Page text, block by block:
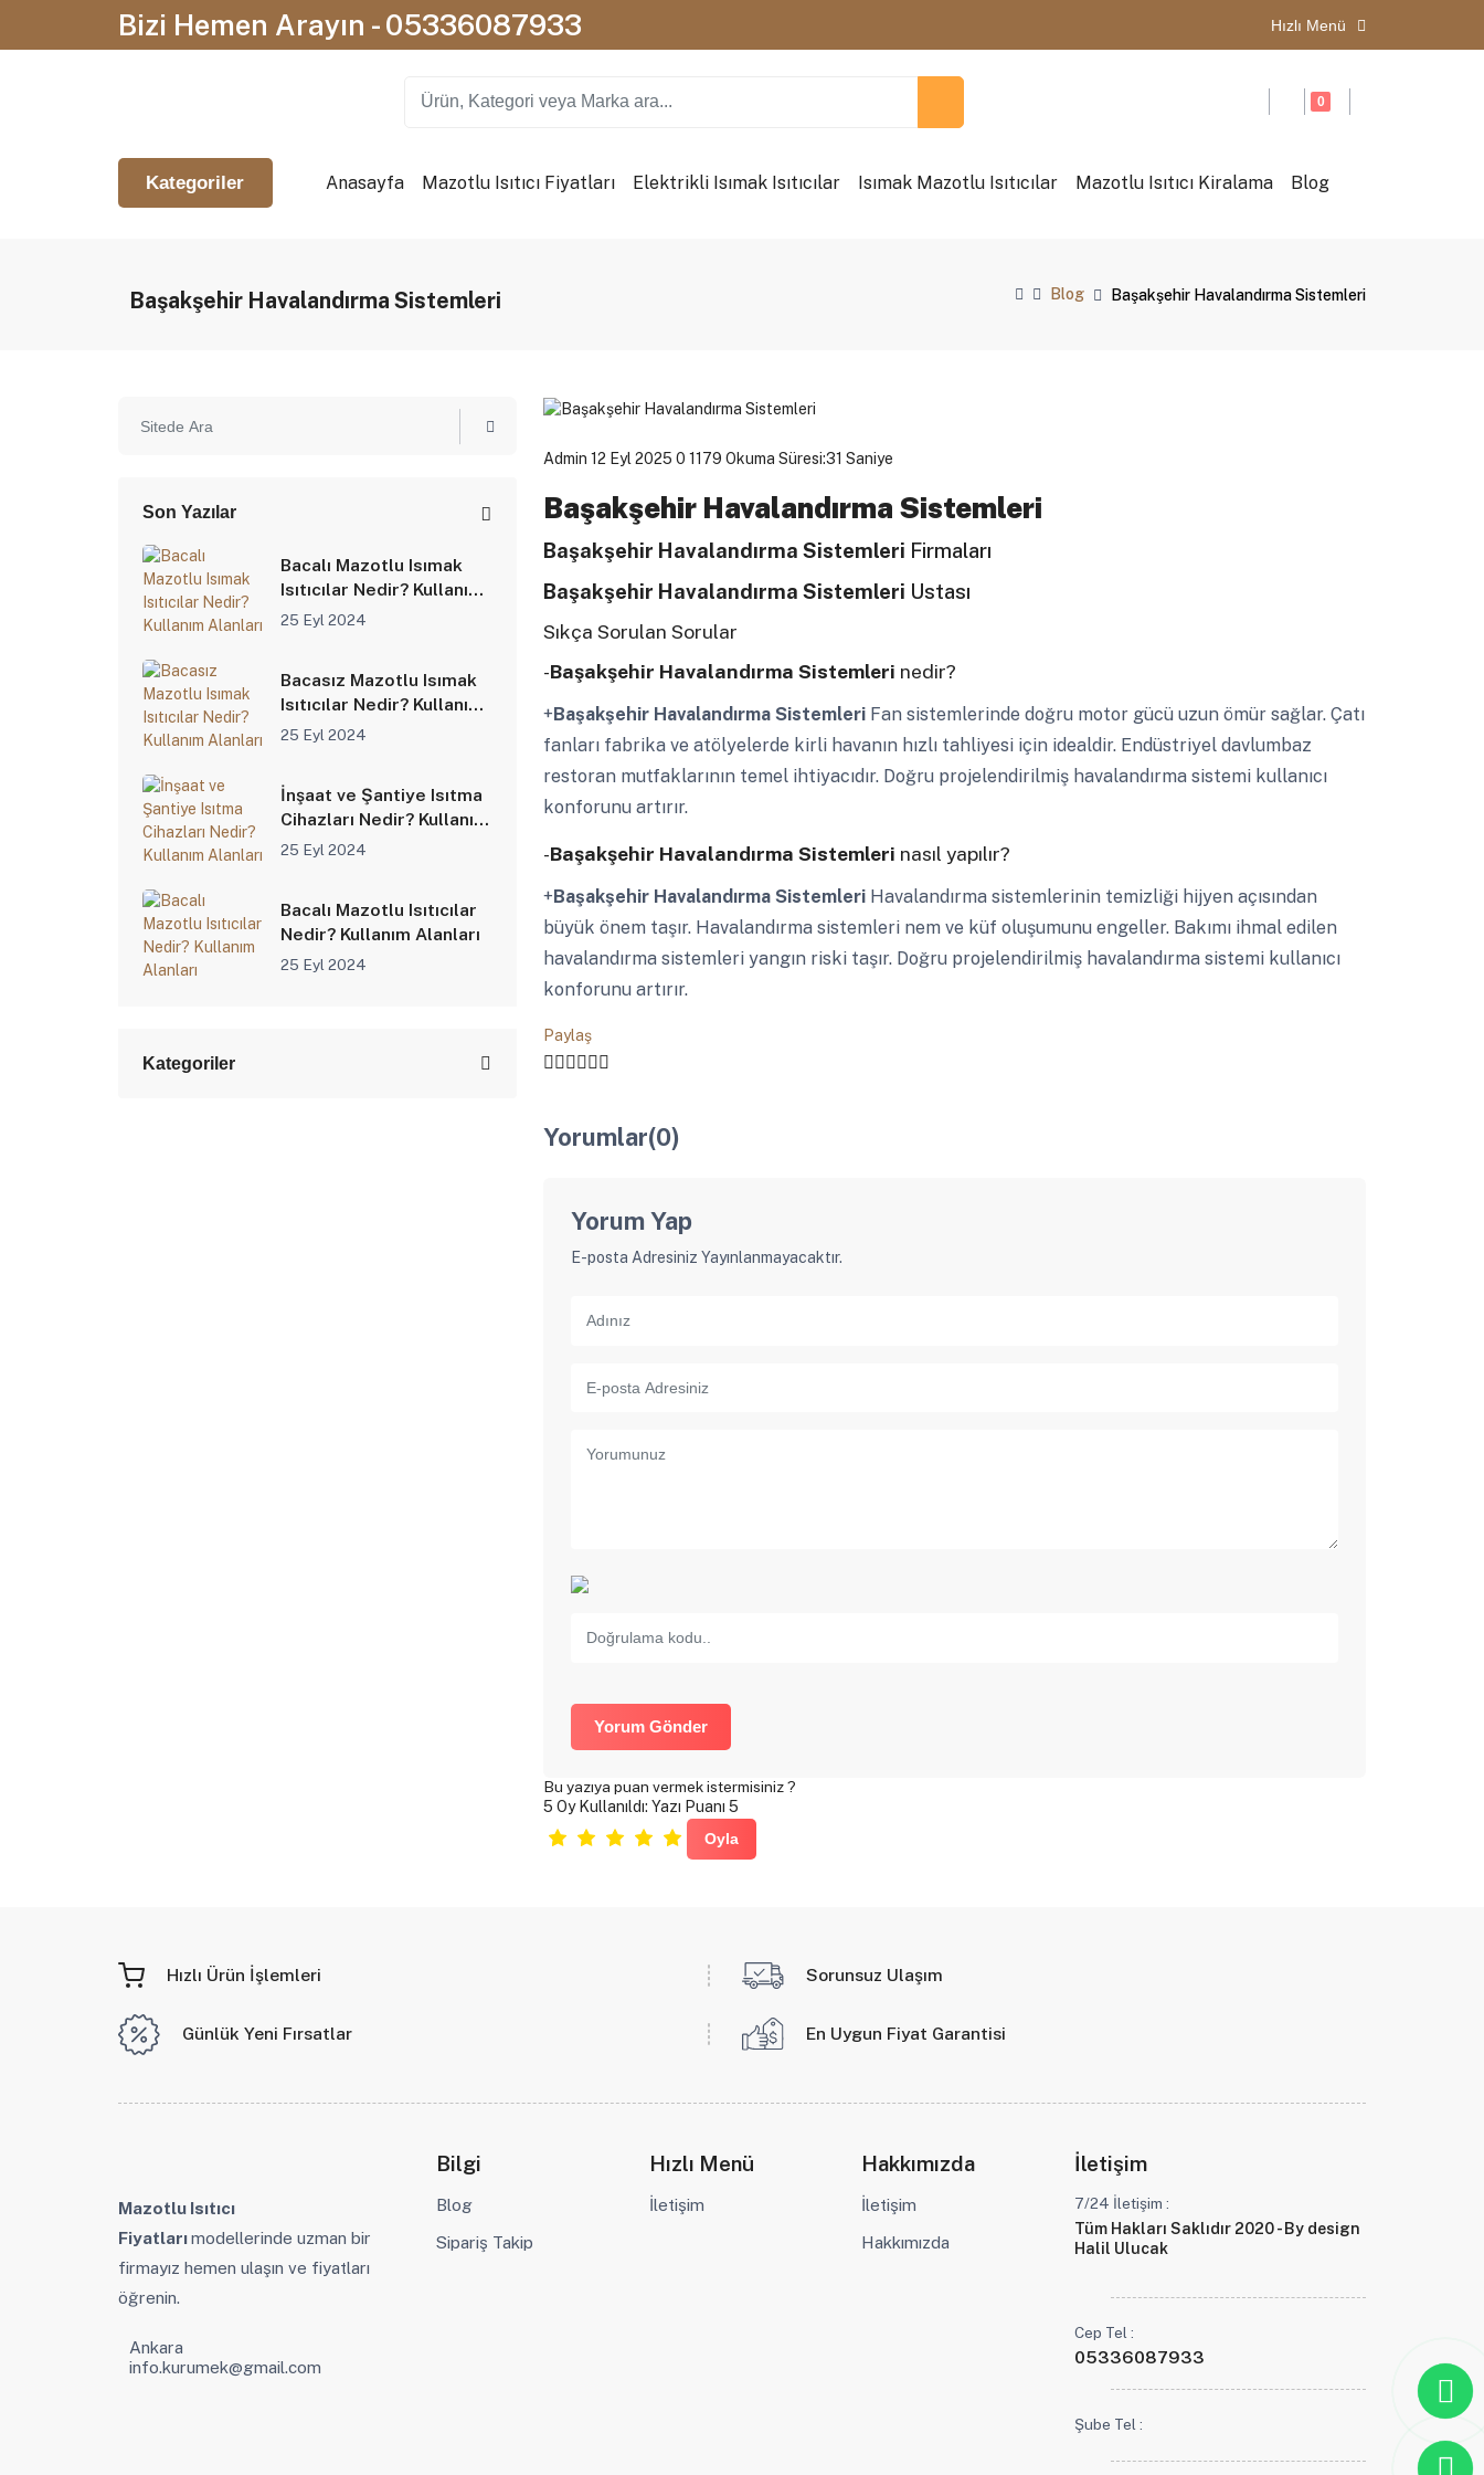
Bizi Hemen Arayın - 05336087933 Hızlı Menü
0
Kategoriler Anasayfa Mazotlu Isıtıcı Fiyatları Elektrikli Isımak Isıtıcılar Isımak Mazotlu Isıtıcılar Mazotlu Isıtıcı Kiralama Blog
Başakşehir Havalandırma Sistemleri Blog Başakşehir Havalandırma Sistemleri
Son Yazılar
Bacalı Mazotlu Isımak
Isıtıcılar Nedir? Kullanım
Alanları
25 Eyl 2024
Bacasız Mazotlu Isımak
Isıtıcılar Nedir? Kullanım
Alanları
25 Eyl 2024
İnşaat ve Şantiye Isıtma
Cihazları Nedir? Kullanım
Alanları
25 Eyl 2024
Bacalı Mazotlu Isıtıcılar
Nedir? Kullanım Alanları
25 Eyl 2024
Kategoriler
Admin 12 Eyl 2025 0 1179 Okuma Süresi:31 Saniye
Başakşehir Havalandırma Sistemleri
Başakşehir Havalandırma Sistemleri Firmaları
Başakşehir Havalandırma Sistemleri Ustası
Sıkça Sorulan Sorular
-Başakşehir Havalandırma Sistemleri nedir?
+ Başakşehir Havalandırma SistemleriFan sistemlerinde doğru motor gücü uzun ömür sağlar. Çatı
fanları fabrika ve atölyelerde kirli havanın hızlı tahliyesi için idealdir. Endüstriyel davlumbaz
restoran mutfaklarının temel ihtiyacıdır. Doğru projelendirilmiş havalandırma sistemi kullanıcı
konforunu artırır.
-Başakşehir Havalandırma Sistemleri nasıl yapılır?
+ Başakşehir Havalandırma SistemleriHavalandırma sistemlerinin temizliği hijyen açısından
büyük önem taşır. Havalandırma sistemleri nem ve küf oluşumunu engeller. Bakımı ihmal edilen
havalandırma sistemleri yangın riski taşır. Doğru projelendirilmiş havalandırma sistemi kullanıcı
konforunu artırır.
Paylaş
Yorumlar(0)
Yorum Yap
E-posta Adresiniz Yayınlanmayacaktır.
Yorum Gönder
Bu yazıya puan vermek istermisiniz ?
5 Oy Kullanıldı: Yazı Puanı 5
Hızlı Ürün İşlemleri Sorunsuz Ulaşım
Günlük Yeni Fırsatlar En Uygun Fiyat Garantisi
Mazotlu Isıtıcı
Fiyatlarımodellerinde uzman bir
firmayız hemen ulaşın ve fiyatları
öğrenin.
Ankara
info.kurumek@gmail.com
Bilgi
Blog
Sipariş Takip
Hızlı Menü
İletişim
Hakkımızda
İletişim
Hakkımızda
İletişim
7/24 İletişim :
Tüm Hakları Saklıdır 2020 - By design
Halil Ulucak
Cep Tel :
05336087933
Şube Tel :